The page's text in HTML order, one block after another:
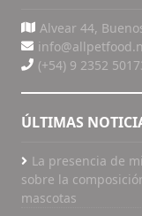
Alvear 44,
(+54) 9 2352
ÚLTIMAS
La presencia de
sobre la
mascotas